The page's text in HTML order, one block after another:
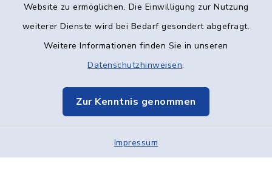
Website zu ermöglichen. Die Einwilligung zur Nutzung
weiterer Dienste wird bei Bedarf gesondert abgefragt.
Weitere Informationen finden Sie in unseren
Datenschutzhinweisen.
Zur Kenntnis genommen
Impressum
Datenschutz
Elektronische Kommunikation
Sitemap